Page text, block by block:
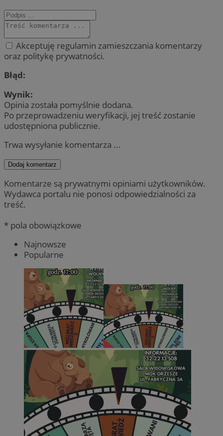
Akceptuję regulamin zamieszczania komentarzy
oraz politykę prywatności.
Błąd:
Wynik:
Opinia została pomyślnie dodana.
Po przeprowadzeniu weryfikacji, jej treść zostanie
udostępniona publicznie.
Trwa wysyłanie komentarza ...
Dodaj komentarz
Komentarze są prywatnymi opiniami użytkowników.
Wydawca portalu nie ponosi odpowiedzialności za
treść.
* pola obowiązkowe
Najnowsze
Popularne